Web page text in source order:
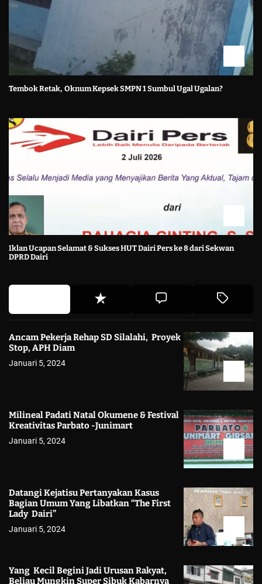
Tembok Retak, Oknum Kepsek SMPN 1 Sumbul Ugal Ugalan?
Iklan Ucapan Selamat & Sukses HUT Dairi Pers ke 8 dari Sekwan
DPRD Dairi
Ancam Pekerja Rehap SD Silalahi, Proyek
Stop, APH Diam
Januari 5, 2024
Milineal Padati Natal Okumene & Festival
Kreativitas Parbato -Junimart
Januari 5, 2024
Datangi Kejatisu Pertanyakan Kasus
Bagian Umum Yang Libatkan “The First
Lady Dairi”
Januari 5, 2024
Yang Kecil Begini Jadi Urusan Rakyat,
Beliau Mungkin Super Sibuk Kabarnya